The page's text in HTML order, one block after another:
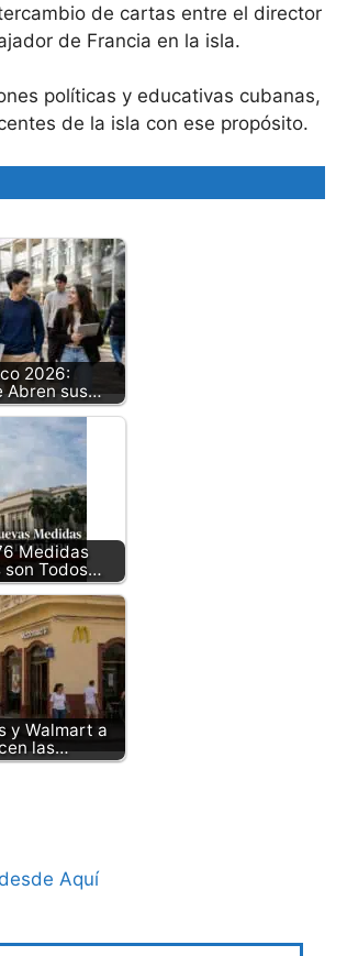
de cartas entre el director
de Francia en la isla.
políticas y educativas cubanas,
de la isla con ese propósito.
2026:
Abren sus…
Medidas
son Todos…
y Walmart a
las…
Aquí